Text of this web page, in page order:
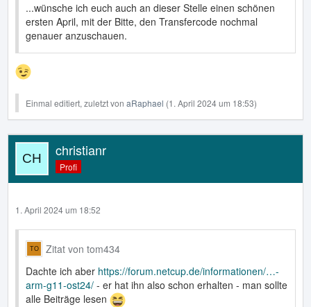
...wünsche ich euch auch an dieser Stelle einen schönen
ersten April, mit der Bitte, den Transfercode nochmal
genauer anzuschauen.
Einmal editiert, zuletzt von aRaphael (1. April 2024 um 18:53)
christianr
Profi
1. April 2024 um 18:52
Zitat von tom434
Dachte ich aber https://forum.netcup.de/informationen/…-
arm-g11-ost24/ - er hat ihn also schon erhalten - man sollte
alle Beiträge lesen